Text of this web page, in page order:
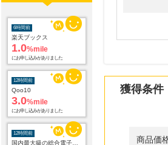
1.0%mile
にお申し込みがありました
12時間前
Qoo10
3.0%mile
にお申し込みがありました
12時間前
国内最大級の総合電子書籍ストア ブックライブ
3.0%mile
にお申し込みがありました
獲得条件
商品価